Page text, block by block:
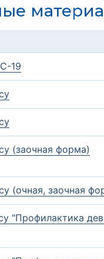
19
(заочная форма)
(очная, заочная
"Профилактика